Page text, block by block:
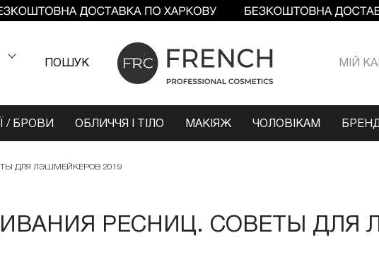
ПОШУК МIЙ
/ БРОВИ ОБЛИЧЧЯ І ТІЛО МАКІЯЖ ЧОЛОВІКАМ
ДЛЯ ЛЭШМЕЙКЕРОВ 2019
РЕСНИЦ. СОВЕТЫ ДЛЯ